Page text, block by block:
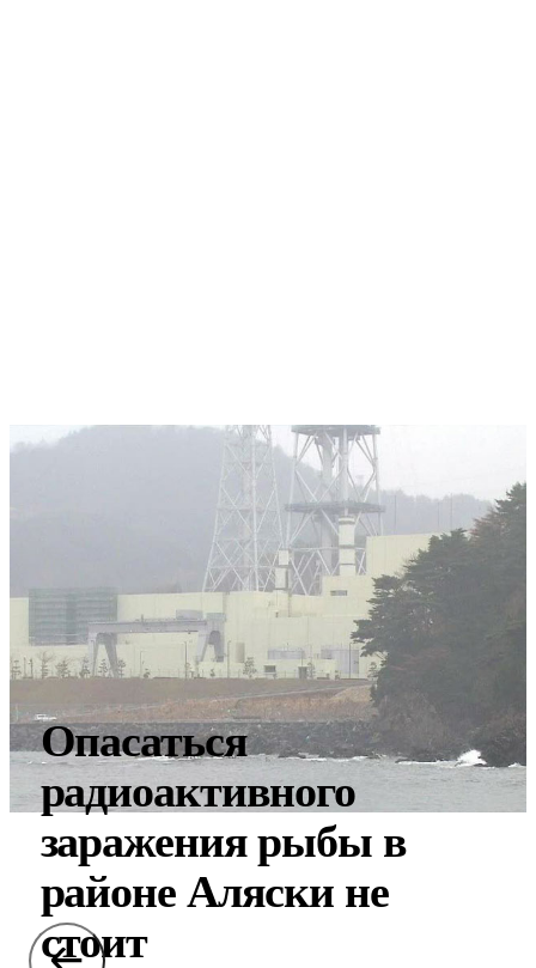
Опасаться
радиоактивного
заражения рыбы в
районе Аляски не
стоит